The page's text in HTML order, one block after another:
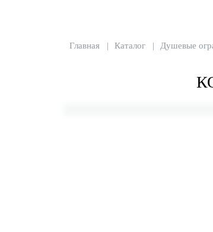
Главная Каталог Душевые